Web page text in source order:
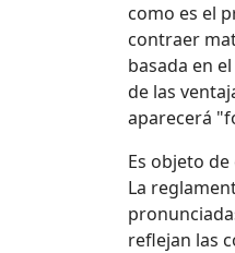
como es el
contraer
basada en
de las
aparecerá
Es objeto
La
reflejan las